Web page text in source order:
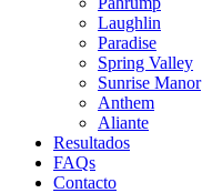
Laughlin
Paradise
Spring Valley
Sunrise Manor
Anthem
Aliante
Resultados
FAQs
Contacto